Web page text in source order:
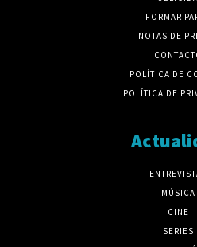
FORMAR
NOTAS DE
POLÍTICA DE
POLÍTICA DE
MÚSICA
CINE
SERIES